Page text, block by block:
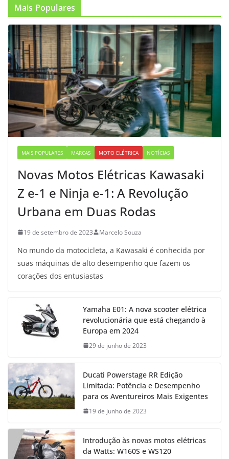
Mais Populares
MAIS POPULARES MARCAS MOTO ELÉTRICA NOTÍCIAS
Novas Motos Elétricas Kawasaki
Z e-1 e Ninja e-1: A Revolução
Urbana em Duas Rodas
19 de setembro de 2023 Marcelo Souza
No mundo da motocicleta, a Kawasaki é conhecida por
suas máquinas de alto desempenho que fazem os
corações dos entusiastas
Yamaha E01: A nova scooter elétrica
revolucionária que está chegando à
Europa em 2024
29 de junho de 2023
Ducati Powerstage RR Edição
Limitada: Potência e Desempenho
para os Aventureiros Mais Exigentes
19 de junho de 2023
Introdução às novas motos elétricas
da Watts: W160S e WS120